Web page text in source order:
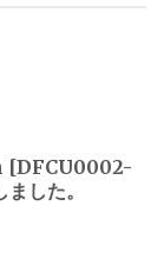
した。